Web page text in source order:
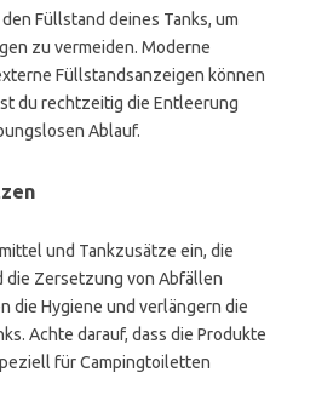
Füllstand deines Tanks, um
zu vermeiden. Moderne
Füllstandsanzeigen können
du rechtzeitig die Entleerung
Ablauf.
und Tankzusätze ein, die
die Zersetzung von Abfällen
die Hygiene und verlängern die
Achte darauf, dass die Produkte
für Campingtoiletten